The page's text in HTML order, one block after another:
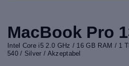
MacBook Pro
Intel Core i5 2.0 GHz / 16 GB RAM / 1
540 / Silver / Akzeptabel